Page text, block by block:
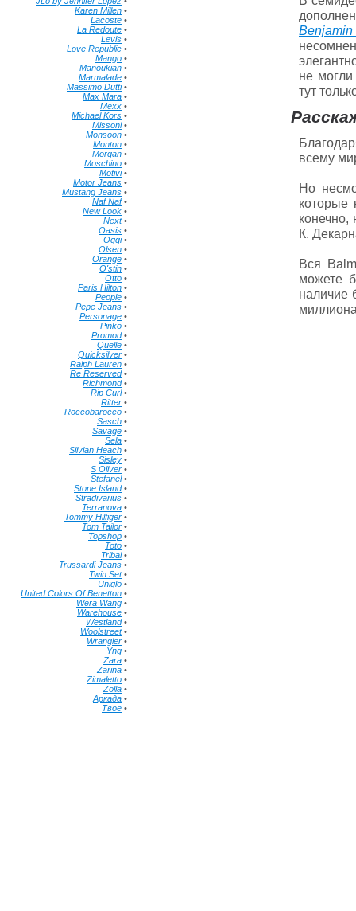
не могли
тут
всему
Но
которые
К.
Вся
можете
наличие
Karen Millen •
Lacoste •
La Redoute •
Levis •
Love Republic •
Mango •
Manoukian •
Marmalade •
Massimo Dutti•
Max Mara •
Mexx •
Michael Kors •
Missoni•
Monsoon •
Monton •
Morgan •
Moschino •
Motivi•
Motor Jeans •
Mustang Jeans •
Naf Naf•
New Look •
Next•
Oasis •
Oggi•
Olsen •
Orange •
O'stin •
Otto •
Paris Hilton •
People •
Pepe Jeans •
Personage •
Pinko •
Promod•
Quelle •
Quicksilver •
Ralph Lauren •
Re Reserved•
Richmond•
Rip Curl•
Ritter •
Roccobarocco •
Sasch •
Savage •
Sela •
Silvian Heach •
Sisley •
S Oliver •
Stefanel•
Stone Island•
Stradivarius •
Terranova •
Tommy Hilfiger •
Tom Tailor •
Topshop •
Toto •
Tribal•
Trussardi Jeans •
Twin Set•
Uniqlo •
United Colors Of Benetton •
Wera Wang •
Warehouse •
Westland•
Woolstreet•
Wrangler •
Yng •
Zara •
Zarina •
Zimaletto •
Zolla •
Аркада •
Твое •